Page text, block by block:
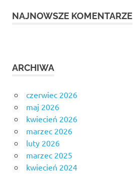
NAJNOWSZE KOMENTARZE
ARCHIWA
czerwiec 2026
maj 2026
kwiecień 2026
marzec 2026
luty 2026
marzec 2025
kwiecień 2024